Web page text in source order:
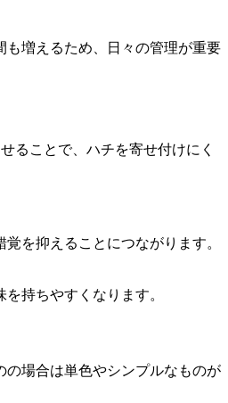
増えるため、日々の管理が重要
ることで、ハチを寄せ付けにく
を抑えることにつながります。
持ちやすくなります。
場合は単色やシンプルなものが